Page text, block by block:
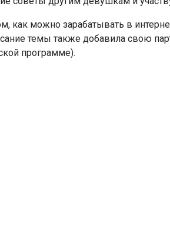
как можно зарабатывать в
темы также добавила свою
программе).